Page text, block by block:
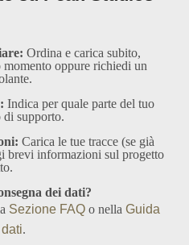
Ordina e carica subito,
momento oppure richiedi un
Indica per quale parte del tuo
di supporto.
Carica le tue tracce (se già
brevi informazioni sul progetto
dei dati?
Sezione FAQ o nella Guida
.